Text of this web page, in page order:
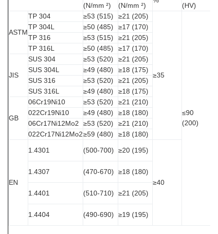
(N/mm ²)
(N/mm ²)
(HV)
ASTM
TP 304 ≥53 (515) ≥21 (205)
≥35
≤90
(200)
TP 304L ≥50 (485)
≥17 (170)
TP 316
≥53 (515)
≥21 (205)
TP 316L
≥50 (485) ≥17 (170)
JIS
SUS 304 ≥53 (520) ≥21 (205)
SUS 304L ≥49 (480)
≥18 (175)
SUS 316
≥53 (520)
≥21 (205)
SUS 316L
≥49 (480) ≥18 (175)
GB
06Cr19Ni10 ≥53 (520) ≥21 (210)
022Cr19Ni10 ≥49 (480)
≥18 (180)
06Cr17Ni12Mo2
≥53 (520)
≥21 (210)
022Cr17Ni12Mo2≥59 (480) ≥18 (180)
EN
1.4301 (500-700) ≥20 (195)
≥40
1.4307 (470-670) ≥18 (180)
1.4401 (510-710) ≥21 (205)
1.4404 (490-690) ≥19 (195)